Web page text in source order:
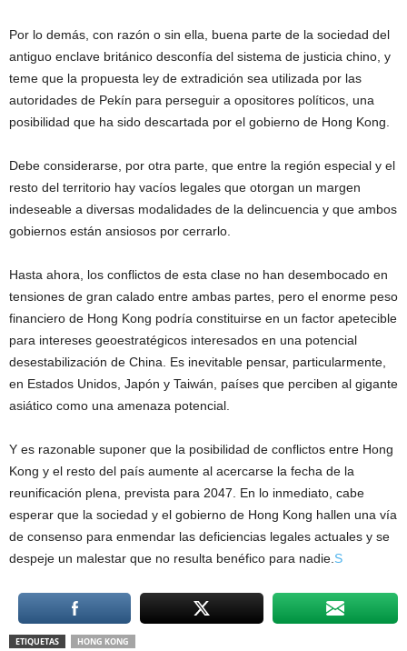
Por lo demás, con razón o sin ella, buena parte de la sociedad del
antiguo enclave británico desconfía del sistema de justicia chino, y
teme que la propuesta ley de extradición sea utilizada por las
autoridades de Pekín para perseguir a opositores políticos, una
posibilidad que ha sido descartada por el gobierno de Hong Kong.
Debe considerarse, por otra parte, que entre la región especial y el
resto del territorio hay vacíos legales que otorgan un margen
indeseable a diversas modalidades de la delincuencia y que ambos
gobiernos están ansiosos por cerrarlo.
Hasta ahora, los conflictos de esta clase no han desembocado en
tensiones de gran calado entre ambas partes, pero el enorme peso
financiero de Hong Kong podría constituirse en un factor apetecible
para intereses geoestratégicos interesados en una potencial
desestabilización de China. Es inevitable pensar, particularmente,
en Estados Unidos, Japón y Taiwán, países que perciben al gigante
asiático como una amenaza potencial.
Y es razonable suponer que la posibilidad de conflictos entre Hong
Kong y el resto del país aumente al acercarse la fecha de la
reunificación plena, prevista para 2047. En lo inmediato, cabe
esperar que la sociedad y el gobierno de Hong Kong hallen una vía
de consenso para enmendar las deficiencias legales actuales y se
despeje un malestar que no resulta benéfico para nadie.S
ETIQUETAS HONG KONG